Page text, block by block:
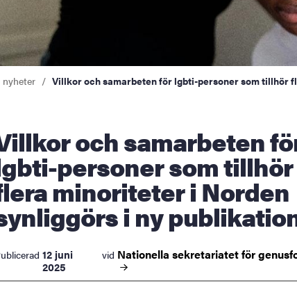
nyheter Villkor och samarbeten för lgbti-personer som tillhör
för
personer som tillhör
minoriteter i Norden
i ny
12 juni
2025
vid Nationella sekretariatet för